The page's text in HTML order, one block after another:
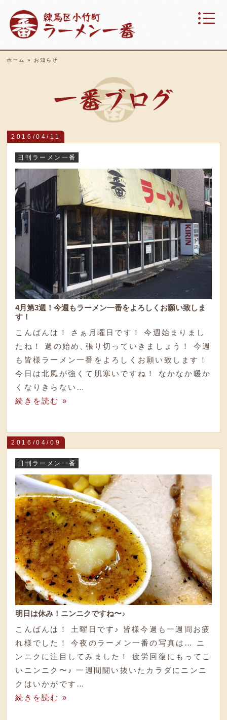
ホーム » お知らせ
2016/04/11
日刊ラーメン一番
4月第3週！今週もラーメン一番をよろしくお願い致しま
す！
こんばんは！ さぁ月曜日です！ 今週始まりまし
たね！ 週の始め
、張り切っていきましょう！ 今週
も皆様ラーメン一番をよろしくお願い致します！
今日は北風が強くて肌寒いですね！ なかなか暖か
くなりきらない…
続きを読む »
2016/04/09
日刊ラーメン一番
明日は休み！ニンニクですね〜♪
こんばんは！ 土曜日です♪ 皆様今週も一週間お疲
れ様でした！ 今夜のラーメン一番の写真は… ニ
ンニクに注目してみました！ 疲労回復にもってこ
いニンニク〜♪ 一週間闘い抜いたカラダにニンニ
クはいかがです…
続きを読む »